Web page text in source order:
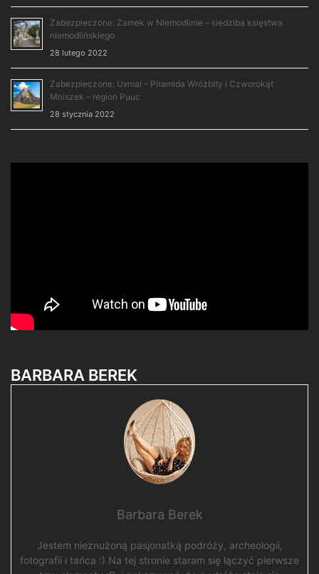
Zabezpieczone: Zamek w Niemodlinie – siedziba księstwa
niemodlińskiego
28 lutego 2022
Zabezpieczone: Uxmal – Piramida Wróżbity i Czworokąt
Mniszek – region Puuc
28 stycznia 2022
BARBARA BEREK
Barbara Berek
Jestem nieznużoną pasjonatką podróży, archeologii,
fotografii i tańca :) Na tej stronie staram się łączyć pierwsze